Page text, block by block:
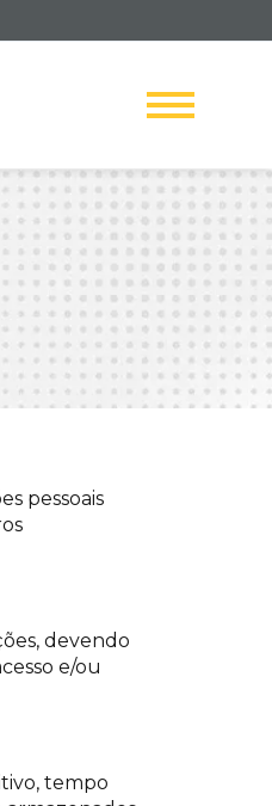
pessoais
devendo
e/ou
tempo